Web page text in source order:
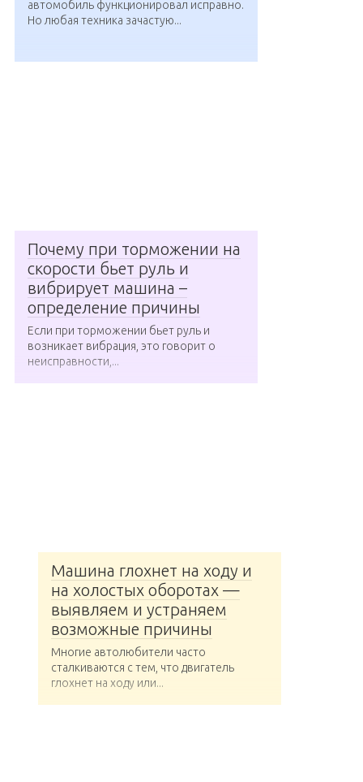
автомобиль функционировал исправно.
Но любая техника зачастую...
Почему при торможении на
скорости бьет руль и
вибрирует машина –
определение причины
Если при торможении бьет руль и
возникает вибрация, это говорит о
неисправности,...
Машина глохнет на ходу и
на холостых оборотах —
выявляем и устраняем
возможные причины
Многие автолюбители часто
сталкиваются с тем, что двигатель
глохнет на ходу или...